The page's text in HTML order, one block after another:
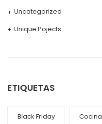
Uncategorized
Unique Pojects
ETIQUETAS
Black Friday Cocina